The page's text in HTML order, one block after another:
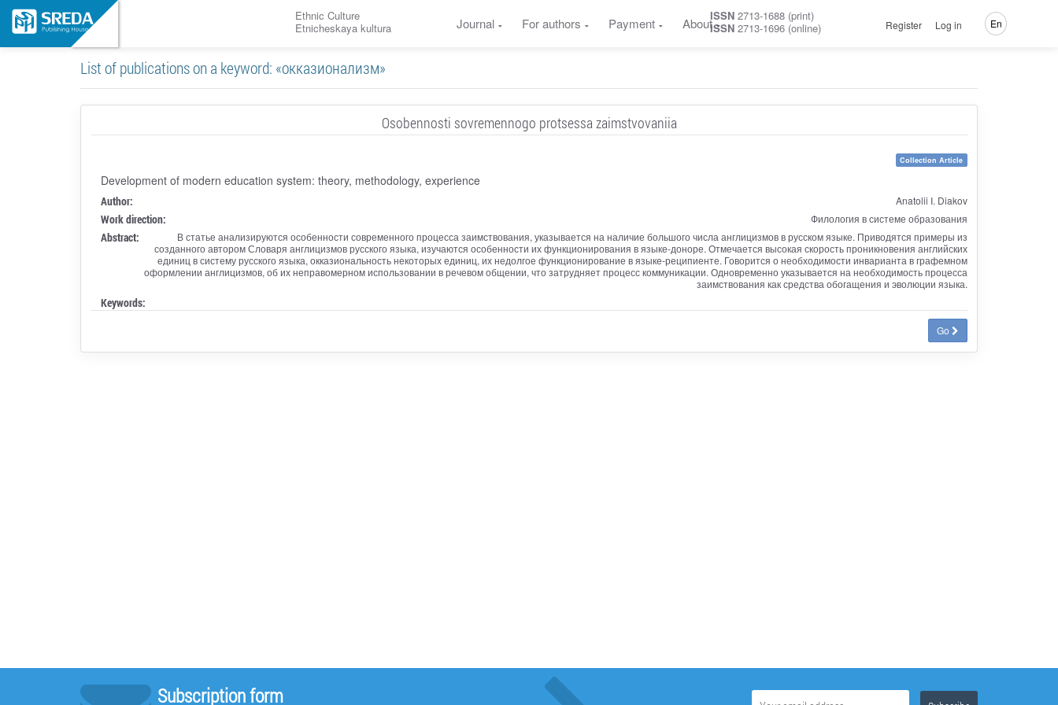
Ethnic Culture
Etnicheskaya kultura
Journal For authors Payment AboutISSN 2713-1688 (print)
ISSN 2713-1696 (online) Register Log in En
List of publications on a keyword: «окказионализм»
Osobennosti sovremennogo protsessa zaimstvovaniia
Collection Article
Development of modern education system: theory, methodology, experience
Author: Anatolii I. Diakov
Work direction: Филология в системе образования
Abstract:
В статье анализируются особенности современного процесса заимствования, указывается на наличие большого числа англицизмов в русском языке. Приводятся примеры из
созданного автором Словаря англицизмов русского языка, изучаются особенности их функционирования в языке-доноре. Отмечается высокая скорость проникновения английских
единиц в систему русского языка, окказиональность некоторых единиц, их недолгое функционирование в языке-реципиенте. Говорится о необходимости инварианта в графемном
оформлении англицизмов, об их неправомерном использовании в речевом общении, что затрудняет процесс коммуникации. Одновременно указывается на необходимость процесса
заимствования как средства обогащения и эволюции языка.
Keywords:
Go
Subscription form